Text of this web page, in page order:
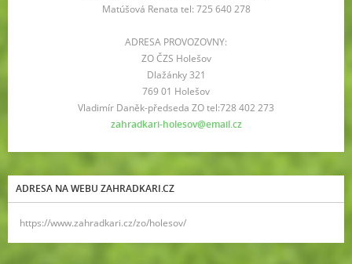
Matúšová Renata tel: 725 640 278
ADRESA PROVOZOVNY:
ZO ČZS Holešov
Dlažánky 321
769 01 Holešov
Vladimír Daněk-předseda ZO tel:728 402 273
zahradkari-holesov@email.cz
ADRESA NA WEBU ZAHRADKARI.CZ
https://www.zahradkari.cz/zo/holesov/